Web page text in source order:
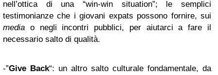
nell’ottica di una “win-win situation”; le semplici
testimonianze che i giovani expats possono fornire, sui
media o negli incontri pubblici, per aiutarci a fare il
necessario salto di qualità.
-”Give Back“: un altro salto culturale fondamentale, da